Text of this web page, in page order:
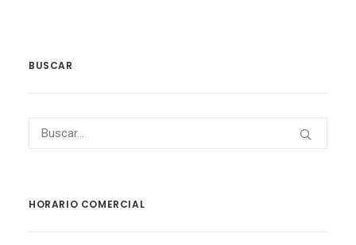
BUSCAR
HORARIO COMERCIAL